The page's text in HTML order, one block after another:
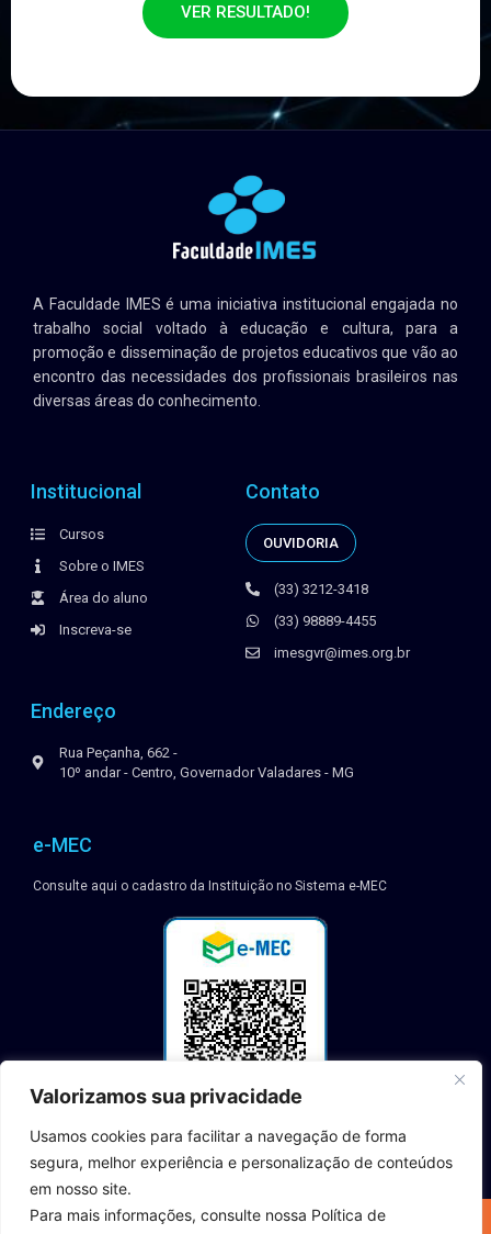
Valorizamos sua privacidade
Usamos cookies para facilitar a navegação de forma
segura, melhor experiência e personalização de conteúdos
em nosso site.
Para mais informações, consulte nossa Política de
VER RESULTADO!
A Faculdade IMES é uma iniciativa institucional engajada no
trabalho social voltado à educação e cultura, para a
promoção e disseminação de projetos educativos que vão ao
encontro das necessidades dos profissionais brasileiros nas
diversas áreas do conhecimento.
Institucional
Cursos
Sobre o IMES
Área do aluno
Inscreva-se
Contato
OUVIDORIA
(33) 3212-3418
(33) 98889-4455
imesgvr@imes.org.br
Endereço
Rua Peçanha, 662 -
10º andar - Centro, Governador Valadares - MG
e-MEC
Consulte aqui o cadastro da Instituição no Sistema e-MEC
2023 © TODOS OS DIREITOS RESERVADOS | INSTITUTO MINEIRO DE